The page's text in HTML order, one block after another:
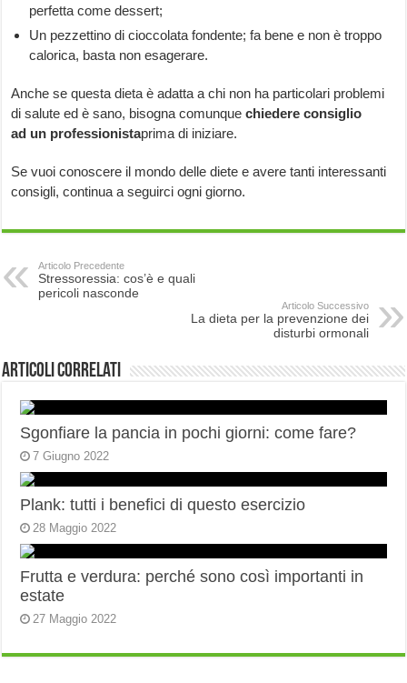
perfetta come dessert;
Un pezzettino di cioccolata fondente; fa bene e non è troppo
calorica, basta non esagerare.
Anche se questa dieta è adatta a chi non ha particolari problemi
di salute ed è sano, bisogna comunquechiedere consiglio
ad un professionistaprima di iniziare.
Se vuoi conoscere il mondo delle diete e avere tanti interessanti
consigli, continua a seguirci ogni giorno.
Articolo Precedente
Stressoressia: cos’è e quali
pericoli nasconde
Articolo Successivo
La dieta per la prevenzione dei
disturbi ormonali
Articoli correlati
Sgonfiare la pancia in pochi giorni: come fare?
7 Giugno 2022
Plank: tutti i benefici di questo esercizio
28 Maggio 2022
Frutta e verdura: perché sono così importanti in
estate
27 Maggio 2022